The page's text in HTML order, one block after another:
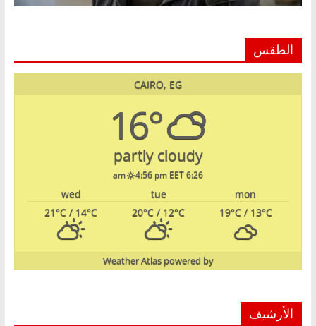
الطقس
CAIRO, EG
16°
partly cloudy
6:26 am
4:56 pm EET
mon
tue
wed
19°C/ 13°C
20°C / 12°C
21°C / 14°C
powered by
Weather Atlas
الأرشيف